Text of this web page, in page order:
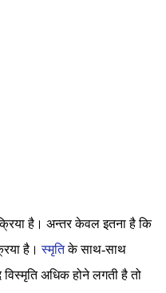
है। अन्तर केवल इतना है कि
है।स्मृतिके साथ-साथ
विस्मृति अधिक होने लगती है तो